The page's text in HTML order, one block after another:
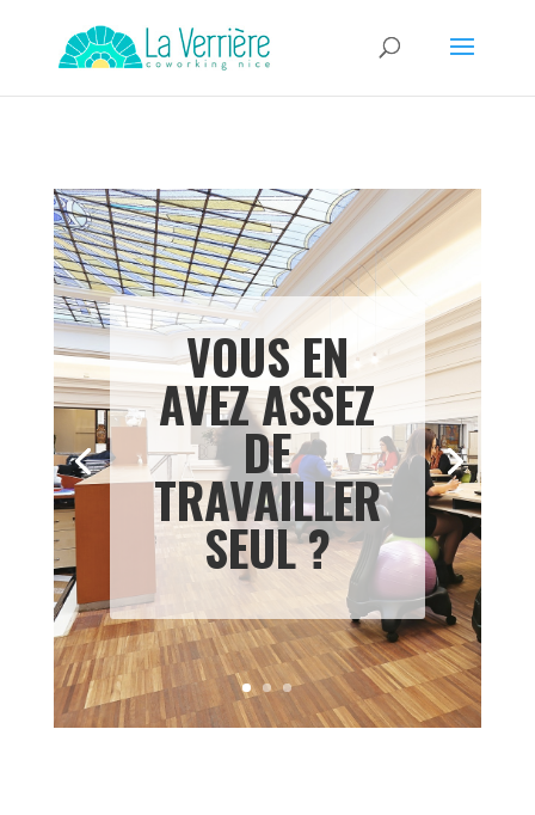
VOUS EN
AVEZ ASSEZ
DE
TRAVAILLER
SEUL ?